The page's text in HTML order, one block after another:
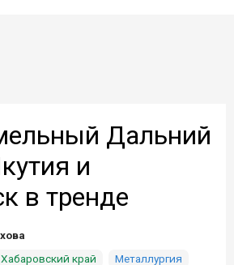
Дальний
и
в тренде
Хабаровский край Металлургия